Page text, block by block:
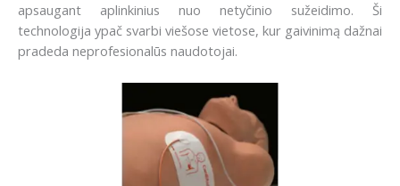
apsaugant aplinkinius nuo netyčinio sužeidimo. Ši
technologija ypač svarbi viešose vietose, kur gaivinimą dažnai
pradeda neprofesionalūs naudotojai.